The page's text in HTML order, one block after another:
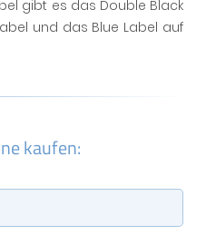
gibt es das Double Black
und das Blue Label auf
kaufen: